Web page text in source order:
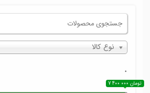
نوع کالا
.
7 400 000 تومان